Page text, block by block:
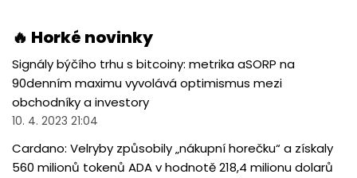
🔥 Horké novinky
Signály býčího trhu s bitcoiny: metrika aSORP na
90denním maximu vyvolává optimismus mezi
obchodníky a investory
10. 4. 2023 21:04
Cardano: Velryby způsobily „nákupní horečku“ a získaly
560 milionů tokenů ADA v hodnotě 218,4 milionu dolarů